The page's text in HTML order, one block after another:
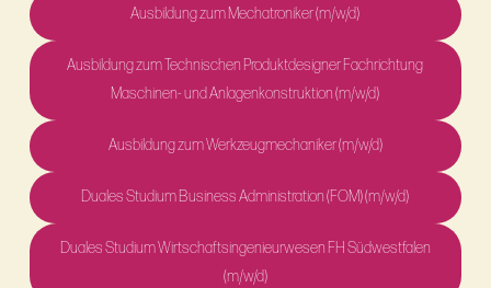
Ausbildung zum Mechatroniker (m/w/d)
Ausbildung zum Technischen Produktdesigner Fachrichtung
Maschinen- und Anlagenkonstruktion (m/w/d)
Ausbildung zum Werkzeugmechaniker (m/w/d)
Duales Studium Business Administration (FOM) (m/w/d)
Duales Studium Wirtschaftsingenieurwesen FH Südwestfalen
(m/w/d)